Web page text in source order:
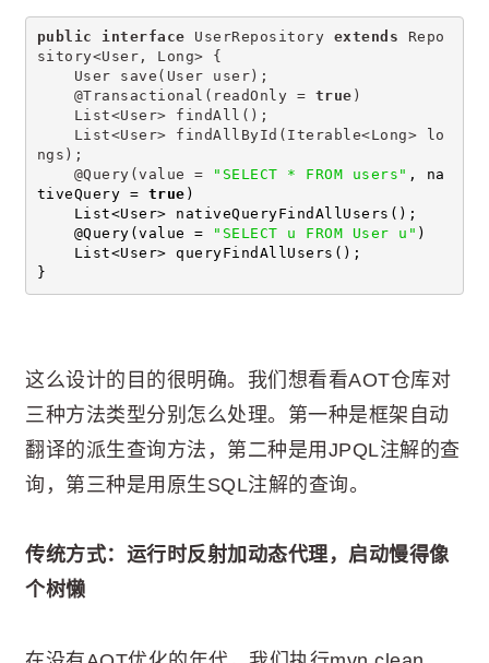
public interface UserRepository extends Repo
sitory<User, Long> {
User save(User user);
@Transactional(readOnly = true )
List<User> findAll();
List<User> findAllById(Iterable<Long> lo
ngs);
@Query(value =
"SELECT * FROM users" , na
tiveQuery = true )
List<User> nativeQueryFindAllUsers();
@Query(value =
"SELECT u FROM User u" )
List<User> queryFindAllUsers();
}
这么设计的目的很明确。我们想看看AOT仓库对
三种方法类型分别怎么处理。第一种是框架自动
翻译的派生查询方法，第二种是用JPQL注解的查
询，第三种是用原生SQL注解的查询。
传统方式：运行时反射加动态代理，启动慢得像
个树懒